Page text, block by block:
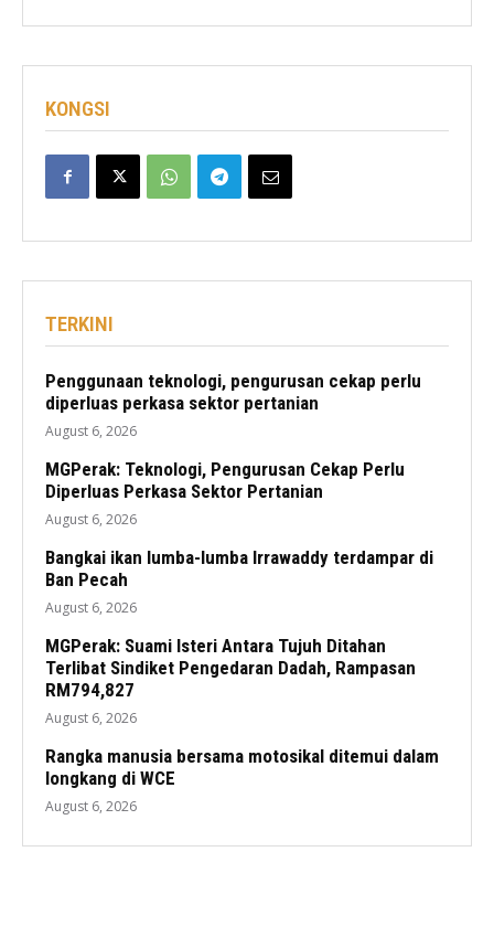
KONGSI
TERKINI
Penggunaan teknologi, pengurusan cekap perlu
diperluas perkasa sektor pertanian
August 6, 2026
MGPerak: Teknologi, Pengurusan Cekap Perlu
Diperluas Perkasa Sektor Pertanian
August 6, 2026
Bangkai ikan lumba-lumba Irrawaddy terdampar di
Ban Pecah
August 6, 2026
MGPerak: Suami Isteri Antara Tujuh Ditahan
Terlibat Sindiket Pengedaran Dadah, Rampasan
RM794,827
August 6, 2026
Rangka manusia bersama motosikal ditemui dalam
longkang di WCE
August 6, 2026